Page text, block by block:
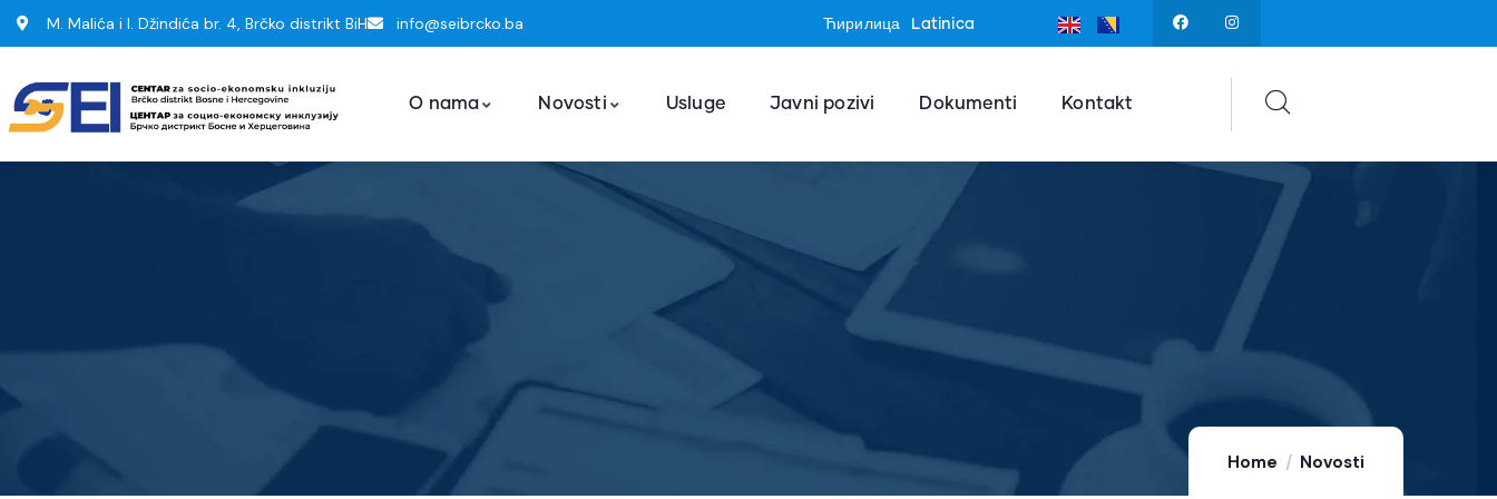
M. Malića i I. Džindića br. 4, Brčko distrikt BiH info@seibrcko.ba Ћирилица Latinica
O nama Novosti Usluge Javni pozivi Dokumenti Kontakt
Home Novosti